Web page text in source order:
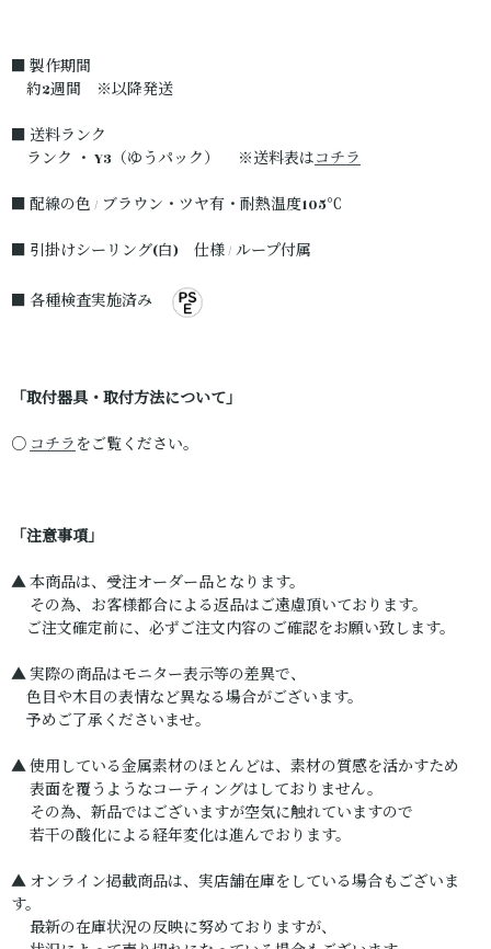
■ 製作期間
約2週間 ※以降発送
■ 送料ランク
ランク ・ Y3（ゆうパック） ※送料表はコチラ
■ 配線の色 / ブラウン・ツヤ有・耐熱温度105℃
■ 引掛けシーリング(白) 仕様 / ループ付属
■ 各種検査実施済み
「取付器具・取付方法について」
○コチラをご覧ください。
「注意事項」
▲ 本商品は、受注オーダー品となります。
その為、お客様都合による返品はご遠慮頂いております。
ご注文確定前に、必ずご注文内容のご確認をお願い致します。
▲ 実際の商品はモニター表示等の差異で、
色目や木目の表情など異なる場合がございます。
予めご了承くださいませ。
▲ 使用している金属素材のほとんどは、素材の質感を活かすため
表面を覆うようなコーティングはしておりません。
その為、新品ではございますが空気に触れていますので
若干の酸化による経年変化は進んでおります。
▲ オンライン掲載商品は、実店舗在庫をしている場合もございま
す。
最新の在庫状況の反映に努めておりますが、